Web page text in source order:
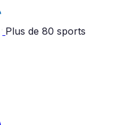
Plus de 80 sports